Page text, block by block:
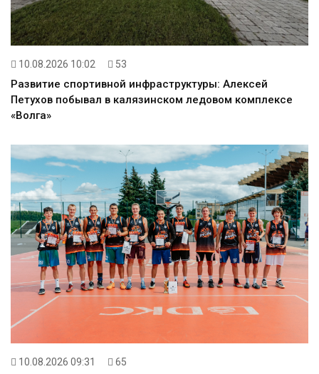
10.08.2026 10:02 53
Развитие спортивной инфраструктуры: Алексей
Петухов побывал в калязинском ледовом комплексе
«Волга»
10.08.2026 09:31 65